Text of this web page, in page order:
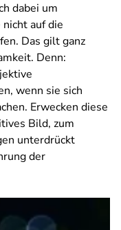
dabei um
auf die
Das gilt ganz
Denn:
wenn sie sich
Erwecken diese
Bild, zum
unterdrückt
der